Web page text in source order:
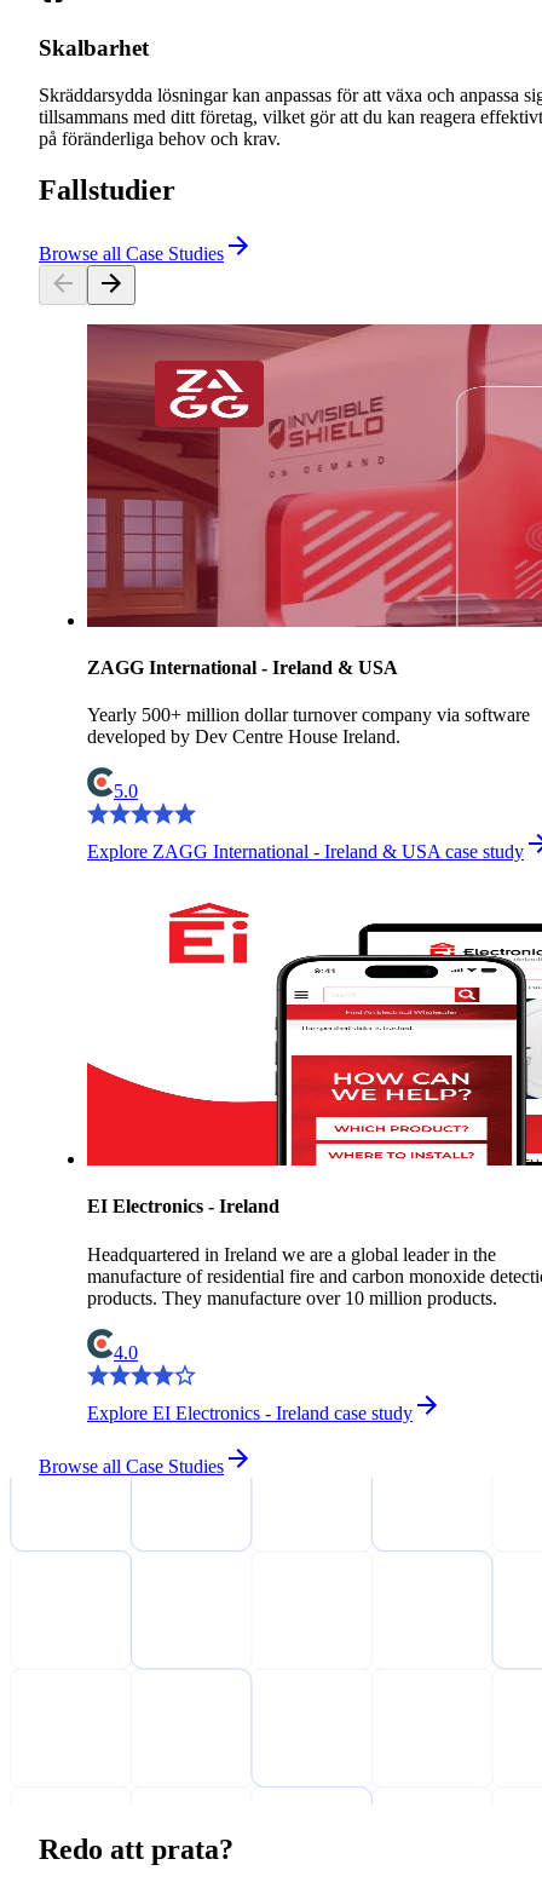
Skalbarhet
Skräddarsydda lösningar kan anpassas för att växa och anpassa
tillsammans med ditt företag, vilket gör att du kan reagera effektivt
på föränderliga behov och krav.
Fallstudier
Browse all Case Studies
ZAGG International - Ireland & USA
Yearly 500+ million dollar turnover company via software
developed by Dev Centre House Ireland.
5.0
Explore ZAGG International - Ireland & USA case study
EI Electronics - Ireland
Headquartered in Ireland we are a global leader in the
manufacture of residential fire and carbon monoxide
products. They manufacture over 10 million products.
4.0
Explore EI Electronics - Ireland case study
Browse all Case Studies
Redo att prata?